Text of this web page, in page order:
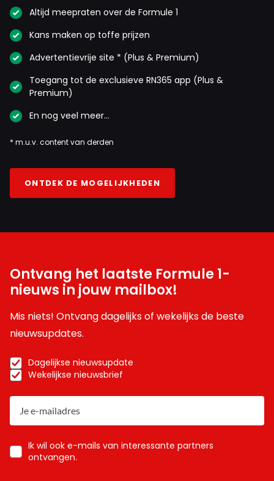
Altijd meepraten over de Formule 1
Kans maken op toffe prijzen
Advertentievrije site * (Plus & Premium)
Toegang tot de exclusieve RN365 app (Plus &
Premium)
En nog veel meer…
* m.u.v. content van derden
ONTDEK DE MOGELIJKHEDEN
Ontvang het laatste Formule 1-
nieuws in jouw mailbox!
Mis niets! Ontvang dagelijks of wekelijks de beste
nieuwsupdates.
Dagelijkse nieuwsupdate
Wekelijkse nieuwsbrief
Ik wil ook e-mails van interessante partners
ontvangen.